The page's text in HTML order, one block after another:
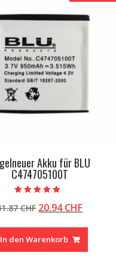
Akku für BLU
C474705100T
4.50
von 5
CHF Ursprünglicher
war:
41.87 CHF
20.94CHF
In den Warenkorb